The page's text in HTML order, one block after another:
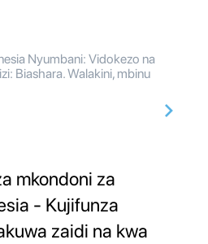
Nyumbani: Vidokezo na
Biashara. Walakini, mbinu
mkondoni za
- Kujifunza
zaidi na kwa